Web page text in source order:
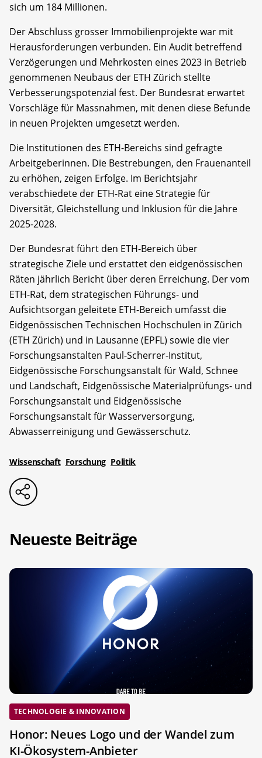
sich um 184 Millionen.
Der Abschluss grosser Immobilienprojekte war mit
Herausforderungen verbunden. Ein Audit betreffend
Verzögerungen und Mehrkosten eines 2023 in Betrieb
genommenen Neubaus der ETH Zürich stellte
Verbesserungspotenzial fest. Der Bundesrat erwartet
Vorschläge für Massnahmen, mit denen diese Befunde
in neuen Projekten umgesetzt werden.
Die Institutionen des ETH-Bereichs sind gefragte
Arbeitgeberinnen. Die Bestrebungen, den Frauenanteil
zu erhöhen, zeigen Erfolge. Im Berichtsjahr
verabschiedete der ETH-Rat eine Strategie für
Diversität, Gleichstellung und Inklusion für die Jahre
2025-2028.
Der Bundesrat führt den ETH-Bereich über
strategische Ziele und erstattet den eidgenössischen
Räten jährlich Bericht über deren Erreichung. Der vom
ETH-Rat, dem strategischen Führungs- und
Aufsichtsorgan geleitete ETH-Bereich umfasst die
Eidgenössischen Technischen Hochschulen in Zürich
(ETH Zürich) und in Lausanne (EPFL) sowie die vier
Forschungsanstalten Paul-Scherrer-Institut,
Eidgenössische Forschungsanstalt für Wald, Schnee
und Landschaft, Eidgenössische Materialprüfungs- und
Forschungsanstalt und Eidgenössische
Forschungsanstalt für Wasserversorgung,
Abwasserreinigung und Gewässerschutz.
Wissenschaft Forschung Politik
Neueste Beiträge
TECHNOLOGIE & INNOVATION
Honor: Neues Logo und der Wandel zum
KI-Ökosystem-Anbieter